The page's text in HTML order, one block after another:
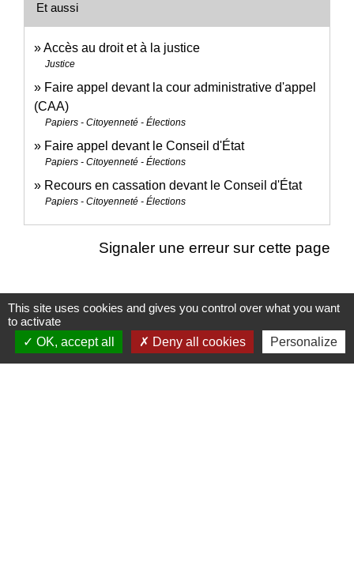
Et aussi
Accès au droit et à la justice
Justice
Faire appel devant la cour administrative d'appel
(CAA)
Papiers - Citoyenneté - Élections
Faire appel devant le Conseil d'État
Papiers - Citoyenneté - Élections
Recours en cassation devant le Conseil d'État
Papiers - Citoyenneté - Élections
Signaler une erreur sur cette page
Nous contacter
Commune de Puylaurens
This site uses cookies and gives you control over what you want
to activate
OK, accept all
Deny all cookies Personalize